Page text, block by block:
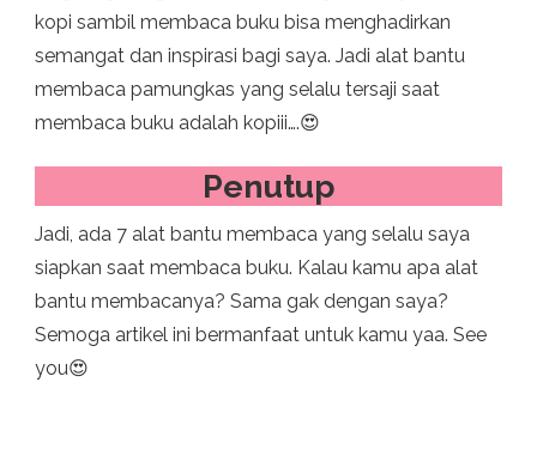
kopi sambil membaca buku bisa menghadirkan
semangat dan inspirasi bagi saya. Jadi alat bantu
membaca pamungkas yang selalu tersaji saat
membaca buku adalah kopiii….😍
Penutup
Jadi, ada 7 alat bantu membaca yang selalu saya
siapkan saat membaca buku. Kalau kamu apa alat
bantu membacanya? Sama gak dengan saya?
Semoga artikel ini bermanfaat untuk kamu yaa. See
you😍